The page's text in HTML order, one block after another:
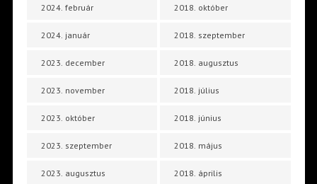
2024. február
2024. január
2023. december
2023. november
2023. október
2023. szeptember
2023. augusztus
2018. október
2018. szeptember
2018. augusztus
2018. július
2018. június
2018. május
2018. április